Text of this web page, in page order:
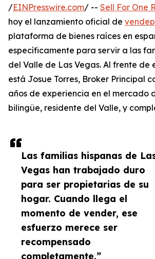
Las familias hispanas de
Vegas han trabajado duro
para ser propietarias de su
hogar. Cuando llega el
momento de vender, ese
esfuerzo merece ser
recompensado
completamente.”
/EINPresswire.com/ -- Sell For One
hoy el lanzamiento oficial de
plataforma de bienes raíces en
específicamente para servir a las
del Valle de Las Vegas. Al frente de
está Josue Torres, Broker Principal
años de experiencia en el mercado
bilingüe, residente del Valle, y